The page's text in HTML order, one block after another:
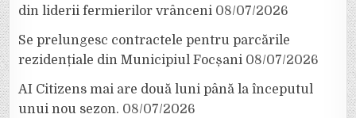
din liderii fermierilor vrânceni 08/07/2026
Se prelungesc contractele pentru parcările
rezidențiale din Municipiul Focșani 08/07/2026
AI Citizens mai are două luni până la începutul
unui nou sezon. 08/07/2026